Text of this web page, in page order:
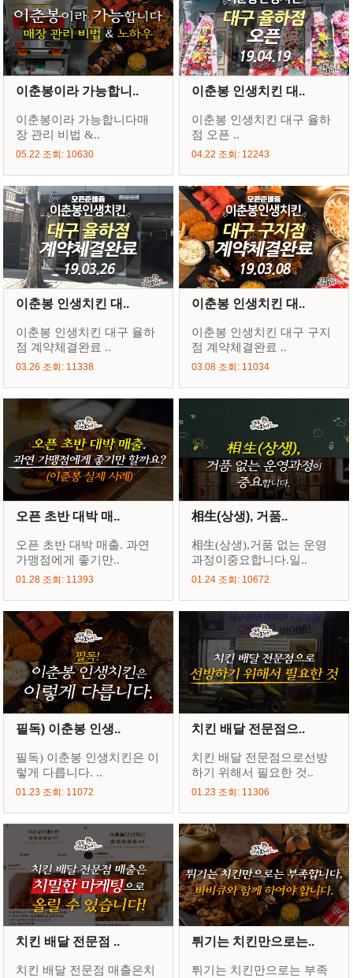
이춘봉이라 가능합니..
이춘봉이라 가능합니다매
장 관리 비법 &..
05.22 조회: 10630
이춘봉 인생치킨 대..
이춘봉 인생치킨 대구 율하
점 오픈 ..
04.22 조회: 12243
이춘봉 인생치킨 대..
이춘봉 인생치킨 대구 율하
점 계약체결완료 ..
03.26 조회: 11338
이춘봉 인생치킨 대..
이춘봉 인생치킨 대구 구지
점 계약체결완료 ..
03.08 조회: 11034
오픈 초반 대박 매..
오픈 초반 대박 매출. 과연
가맹점에게 좋기만..
01.28 조회: 11393
相生(상생), 거품..
相生(상생),거품 없는 운영
과정이중요합니다.일..
01.24 조회: 10672
필독) 이춘봉 인생..
필독) 이춘봉 인생치킨은 이
렇게 다릅니다. ..
01.23 조회: 11072
치킨 배달 전문점으..
치킨 배달 전문점으로선방
하기 위해서 필요한 것..
01.23 조회: 11306
치킨 배달 전문점 ..
치킨 배달 전문점 매출은치
튀기는 치킨만으로는..
튀기는 치킨만으로는 부족